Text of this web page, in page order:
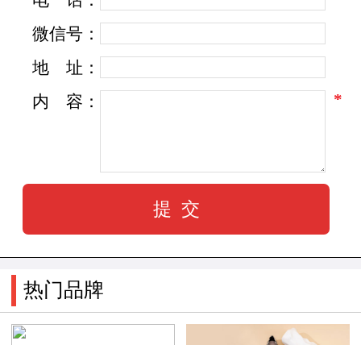
往，"质量第一、顾客至上"的宗旨，与国内外客户
真诚合作，共创美好未来。
微信号：
地
址：
内
容： *
热门品牌